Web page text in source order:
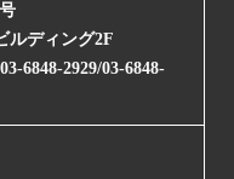
ルディング2F
6848-2929/03-6848-